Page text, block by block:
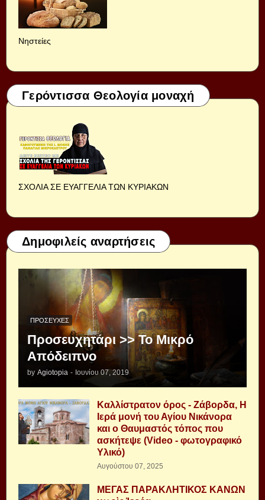
Νηστείες
Γερόντισσα Θεολογία μοναχή
ΣΧΟΛΙΑ ΣΕ ΕΥΑΓΓΕΛΙΑ ΤΩΝ ΚΥΡΙΑΚΩΝ
Δημοφιλείς αναρτήσεις
ΠΡΟΣΕΥΧΈΣ
Προσευχητάρι >> Το Μικρό
Απόδειπνο
by Agiotopia - Ιουνίου 07, 2019
Καλλίστρατον όρος - Ζάβορδα, Η
Ιερά μονή του Αγίου Νικάνορα
και ο Θαυμαστός τόπος που
ασκήτεψε (Video - φωτογραφικό
Υλικό)
Αυγούστου 07, 2025
ΜΕΓΑΣ ΠΑΡΑΚΛΗΤΙΚΟΣ ΚΑΝΩΝ